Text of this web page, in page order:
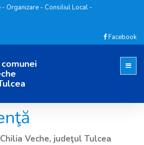
- Organizare - Consiliul Local -
Facebook
Veche, judeţul Tulcea